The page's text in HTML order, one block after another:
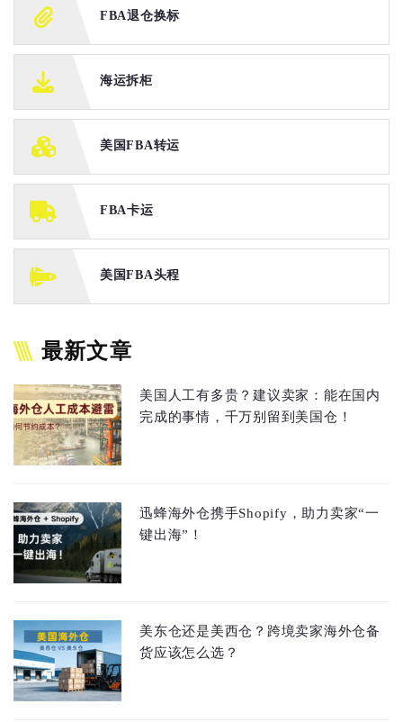
FBA退仓换标
海运拆柜
美国FBA转运
FBA卡运
美国FBA头程
最新文章
美国人工有多贵？建议卖家：能在国内
完成的事情，千万别留到美国仓！
迅蜂海外仓携手Shopify，助力卖家“一
键出海”！
美东仓还是美西仓？跨境卖家海外仓备
货应该怎么选？